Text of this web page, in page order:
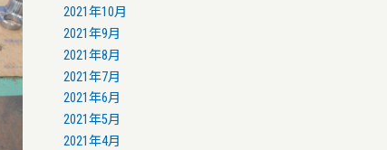
2021年10月
2021年9月
2021年8月
2021年7月
2021年6月
2021年5月
2021年4月